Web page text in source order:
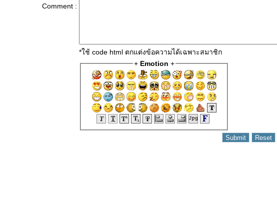
Comment :
*ใช้ code html ตกแต่งข้อความได้เฉพาะสมาชิก
+ Emotion +